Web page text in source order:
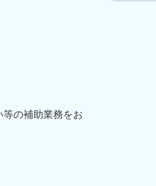
の補助業務をお